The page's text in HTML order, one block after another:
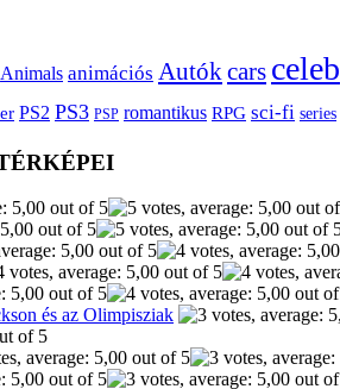
Animals animációs Autókcars celeb
PS2 PS3 PSP romantikus RPG sci-fi series
és az Olimpisziak